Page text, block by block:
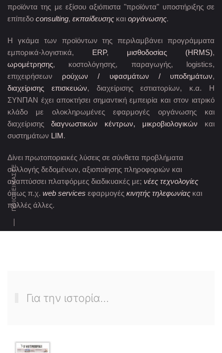
προϊόντα της με εξίσου αξιόπιστα "προϊόντα" υποστήριξης σε
επίπεδο consulting, εκπαίδευσης και οργάνωσης.
Η γκάμα των προϊόντων της περιλαμβάνει προγράμματα
εμπορικά-λογιστικά, ERP, μισθοδοσίας (HRMS),
ωρομέτρησης, κοστολόγησης, παραγωγής, logistics,
επιχειρήσεων ρούχων / υφασμάτων / υποδημάτων,
διαχείρισης επισκευών, διαχείρισης εστιατορίων, κ.α. Η
ΣΥΝΠΑΝ έχει αποκτήσει σημαντική εμπειρία και στον ιατρικό
κλάδο με ολοκληρωμένες εφαρμογές οργάνωσης και
διαχείρισης διαγνωστικών κέντρων, μικροβιολογικών και
συστημάτων LIM.
Δίνει πρωτοποριακές λύσεις σε σύνθετα προβλήματα
συλλογής δεδομένων, αξιοποίησης πληροφοριών και
αναπτύσσει πλατφόρμες διαδικυακές με; νέες τεχνολογίες
όπως π.χ. web services εφαρμογές κινητής τηλεφωνίας και
πολλές άλλες.
ΠΟΙΟΙ ΕΙΜΑΣΤΕ
Για την ιστορία...